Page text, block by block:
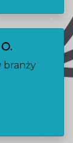
branży